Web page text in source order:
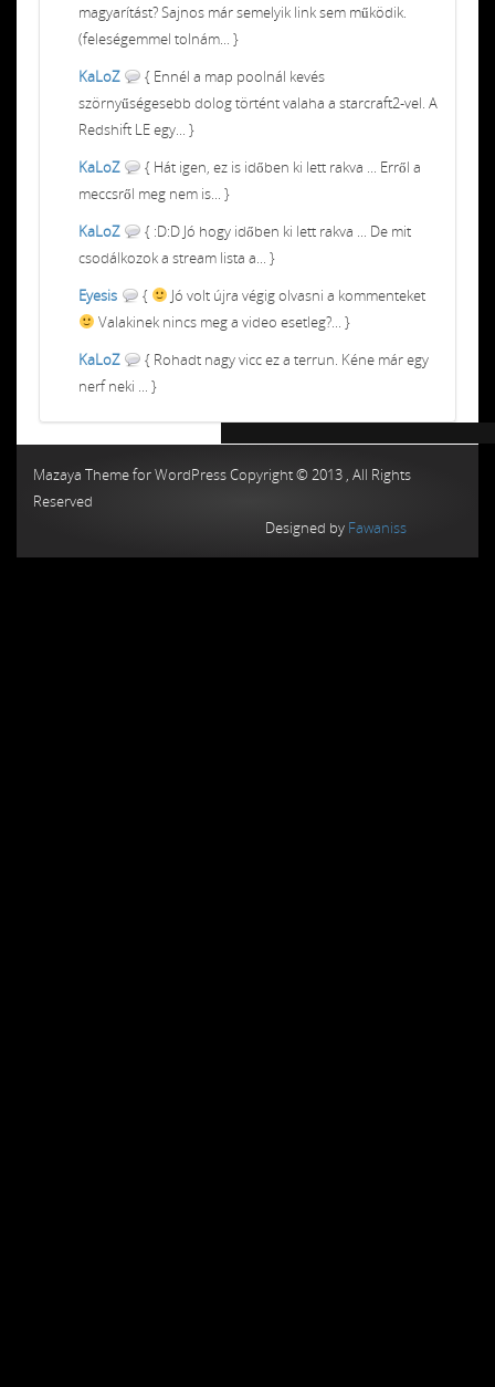
magyarítást? Sajnos már semelyik link sem működik.
(feleségemmel tolnám... }
KaLoZ
{ Ennél a map poolnál kevés
szörnyűségesebb dolog történt valaha a starcraft2-vel. A
Redshift LE egy... }
KaLoZ
{ Hát igen, ez is időben ki lett rakva ... Erről a
meccsről meg nem is... }
KaLoZ
{ :D:D Jó hogy időben ki lett rakva ... De mit
csodálkozok a stream lista a... }
Eyesis
{
Jó volt újra végig olvasni a kommenteket
Valakinek nincs meg a video esetleg?... }
KaLoZ
{ Rohadt nagy vicc ez a terrun. Kéne már egy
nerf neki ... }
Mazaya Theme for WordPress Copyright © 2013 , All Rights
Reserved
Designed by Fawaniss